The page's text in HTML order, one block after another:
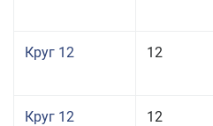
Круг 12 12
Круг 12 12